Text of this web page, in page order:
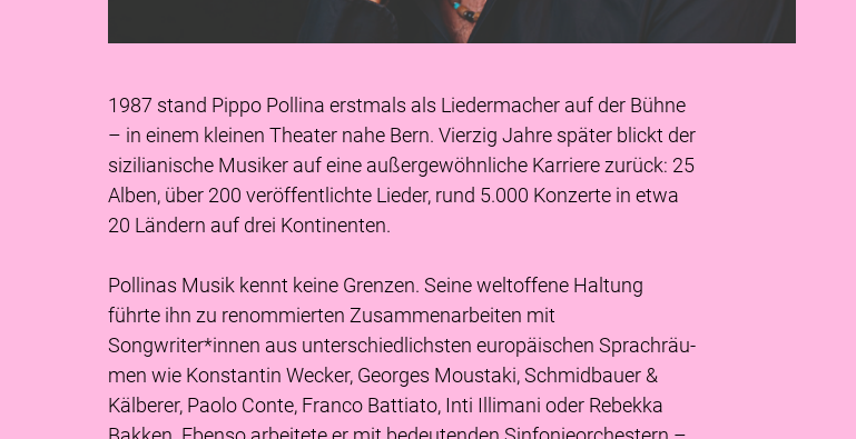
1987 stand Pippo Pollina erstmals als Liedermacher auf der Bühne
– in einem kleinen Theater nahe Bern. Vierzig Jahre später blickt der
sizilianische Musiker auf eine außergewöhnliche Karriere zurück: 25
Alben, über 200 veröffentlichte Lieder, rund 5.000 Konzerte in etwa
20 Ländern auf drei Kontinenten.
Pollinas Musik kennt keine Grenzen. Seine weltoffene Haltung
führte ihn zu renommierten Zusammenarbeiten mit
Songwriter*innen aus unterschiedlichsten europäischen Sprachräu-
men wie Konstantin Wecker, Georges Moustaki, Schmidbauer &
Kälberer, Paolo Conte, Franco Battiato, Inti Illimani oder Rebekka